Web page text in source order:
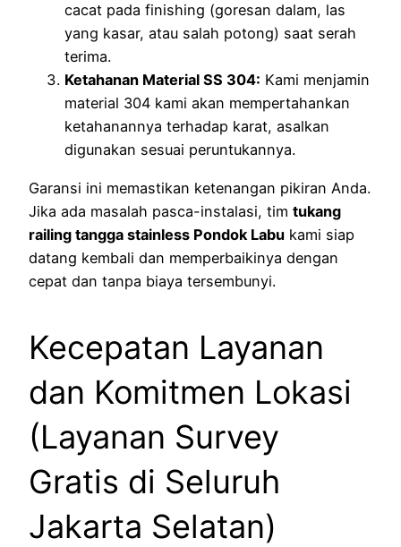
cacat pada finishing (goresan dalam, las
yang kasar, atau salah potong) saat serah
terima.
Ketahanan Material SS 304: Kami menjamin
material 304 kami akan mempertahankan
ketahanannya terhadap karat, asalkan
digunakan sesuai peruntukannya.
Garansi ini memastikan ketenangan pikiran Anda.
Jika ada masalah pasca-instalasi, tim tukang
railing tangga stainless Pondok Labu kami siap
datang kembali dan memperbaikinya dengan
cepat dan tanpa biaya tersembunyi.
Kecepatan Layanan
dan Komitmen Lokasi
(Layanan Survey
Gratis di Seluruh
Jakarta Selatan)